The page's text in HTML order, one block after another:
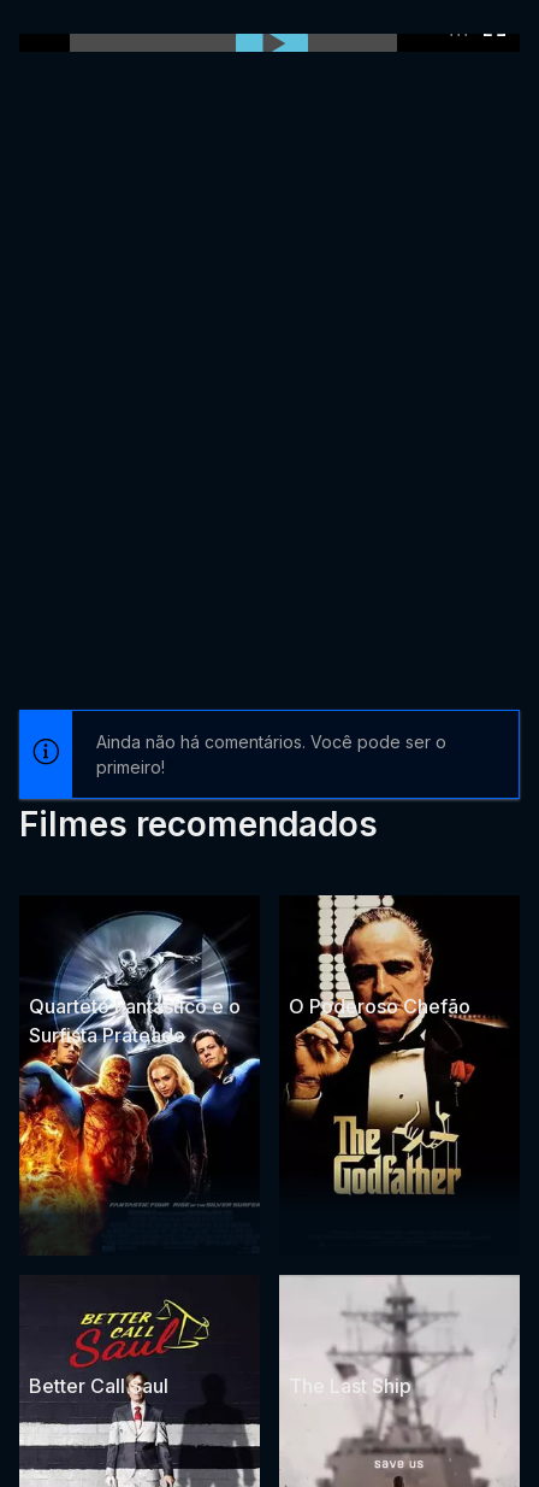
Ainda não há comentários. Você pode ser o
primeiro!
Filmes recomendados
Quarteto Fantástico e o
Surfista Prateado
O Poderoso Chefão
Better Call Saul The Last Ship